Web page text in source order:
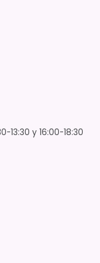
13:30 y 16:00-18:30